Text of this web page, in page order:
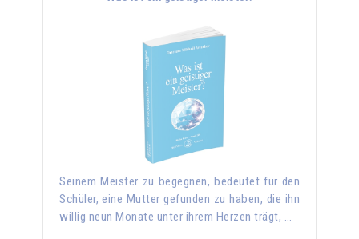
Seinem Meister zu begegnen, bedeutet für den
Schüler, eine Mutter gefunden zu haben, die ihn
willig neun Monate unter ihrem Herzen trägt, …